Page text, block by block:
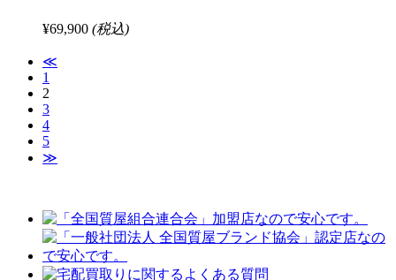
¥69,900 (税込)
≪
1
2
3
4
5
≫